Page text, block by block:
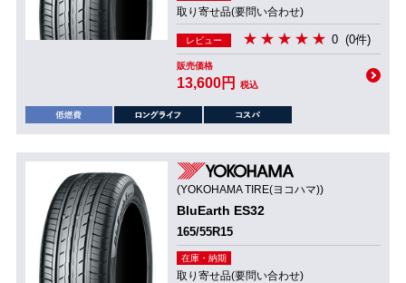
取り寄せ品(要問い合わせ)
レビュー 0 (0件)
販売価格
13,600円 税込
(YOKOHAMA TIRE(ヨコハマ))
BluEarth ES32
165/55R15
在庫・納期
取り寄せ品(要問い合わせ)